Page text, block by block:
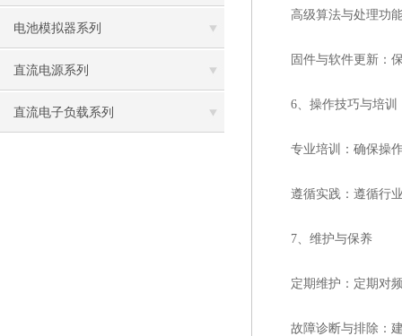
电池模拟器系列
直流电源系列
直流电子负载系列
高级算法与处理功能
固件与软件更新：保
6、操作技巧与培训
专业培训：确保操作
遵循实践：遵循行业
7、维护与保养
定期维护：定期对频
故障诊断与排除：建